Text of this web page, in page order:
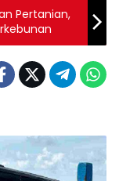
Pertanian,